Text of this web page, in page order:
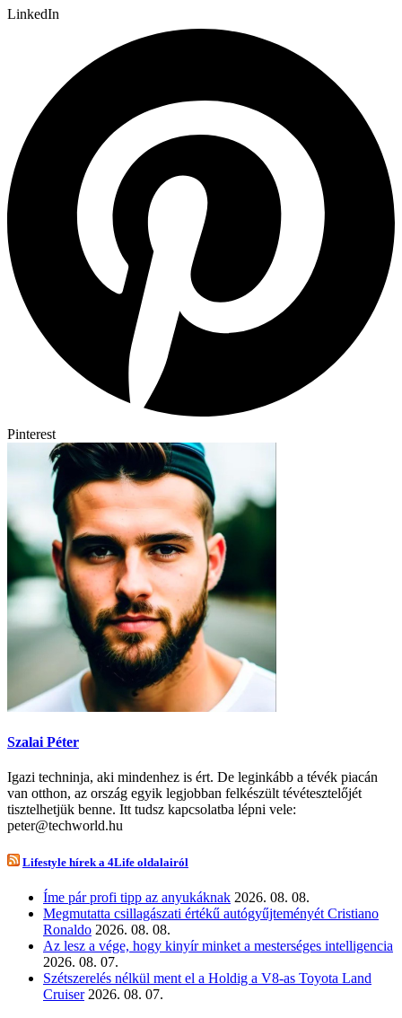
LinkedIn
Pinterest
Szalai Péter
Igazi techninja, aki mindenhez is ért. De leginkább a tévék piacán
van otthon, az ország egyik legjobban felkészült tévétesztelőjét
tisztelhetjük benne. Itt tudsz kapcsolatba lépni vele:
peter@techworld.hu
Lifestyle hírek a 4Life oldalairól
Íme pár profi tipp az anyukáknak 2026. 08. 08.
Megmutatta csillagászati értékű autógyűjteményét Cristiano
Ronaldo 2026. 08. 08.
Az lesz a vége, hogy kinyír minket a mesterséges intelligencia
2026. 08. 07.
Szétszerelés nélkül ment el a Holdig a V8-as Toyota Land
Cruiser 2026. 08. 07.